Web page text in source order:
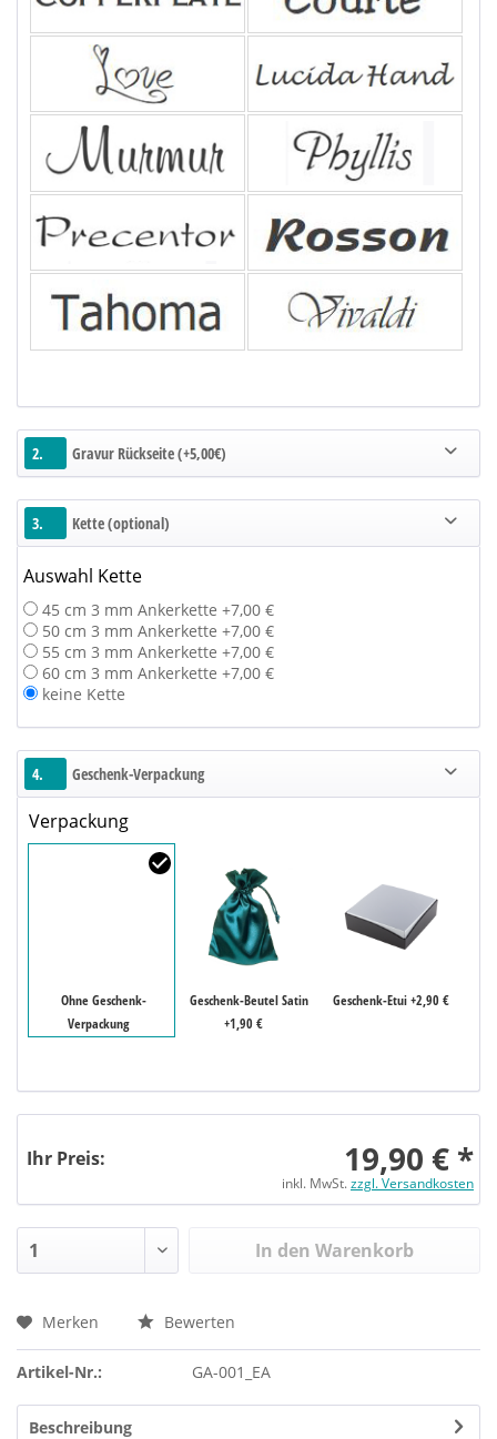
2. Gravur Rückseite (+5,00€)
3. Kette (optional)
Auswahl Kette
45 cm 3 mm Ankerkette +7,00 €
50 cm 3 mm Ankerkette +7,00 €
55 cm 3 mm Ankerkette +7,00 €
60 cm 3 mm Ankerkette +7,00 €
keine Kette
4. Geschenk-Verpackung
Verpackung
Ohne Geschenk-
Verpackung
Geschenk-Beutel Satin
+1,90 €
Geschenk-Etui +2,90 €
Ihr Preis: 19,90 € *
inkl. MwSt.zzgl. Versandkosten
In den Warenkorb
Merken Bewerten
Artikel-Nr.: GA-001_EA
Beschreibung